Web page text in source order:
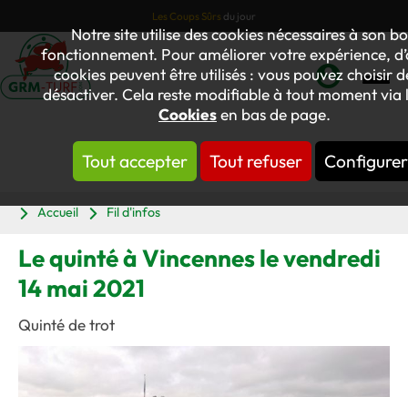
Notre site utilise des cookies nécessaires à son
fonctionnement. Pour améliorer votre expérience,
cookies peuvent être utilisés : vous pouvez choisir
désactiver. Cela reste modifiable à tout moment via
Cookiesen bas de page.
Tout accepter Tout refuser Configurer
Les Coups Sûrs du jour
Mon
compte
Accueil
Fil d'infos
Le quinté à Vincennes le vendredi
14 mai 2021
Quinté de trot